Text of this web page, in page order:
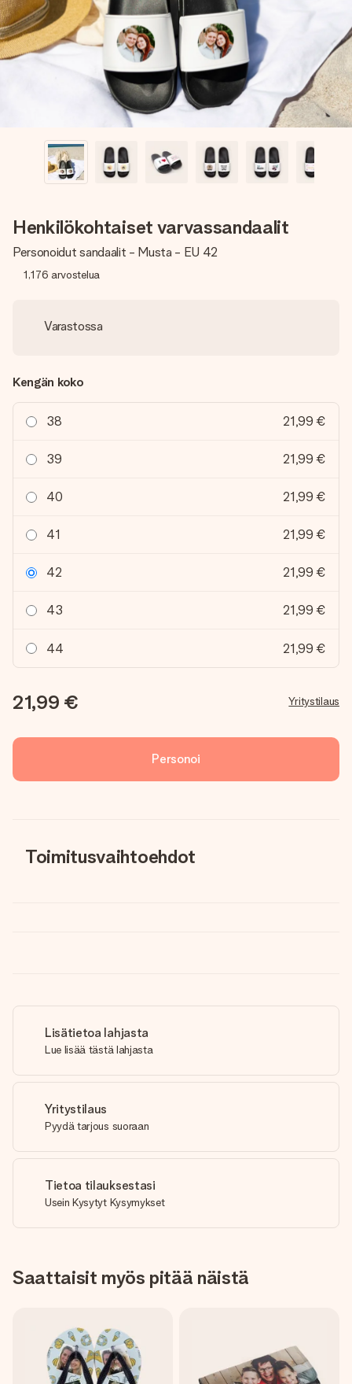
nopeammin kuin ehdit sanoa “yllätys!”
Henkilökohtaiset varvassandaalit
Personoidut sandaalit - Musta - EU 42
1,176 arvostelua
Varastossa
Kengän koko
38 21,99 €
39 21,99 €
40 21,99 €
41 21,99 €
42 21,99 €
43 21,99 €
44 21,99 €
21,99 € Yritystilaus
Personoi
Toimitusvaihtoehdot
Lisätietoa lahjasta
Lue lisää tästä lahjasta
Yritystilaus
Pyydä tarjous suoraan
Tietoa tilauksestasi
Usein Kysytyt Kysymykset
Saattaisit myös pitää näistä